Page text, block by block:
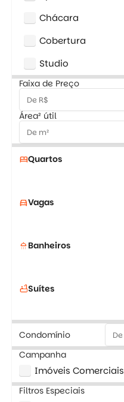
Chácara
Cobertura
Studio
Faixa de Preço
Área² útil
bedQuartos
directions_carVagas
shower Banheiros
bathtubSuítes
Condomínio
Campanha
Imóveis Comerciais
Filtros Especiais